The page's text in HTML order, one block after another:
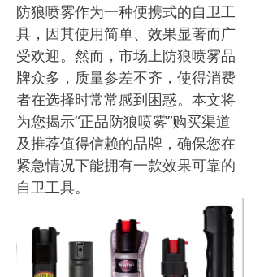
防狼喷雾作为一种便携式的自卫工
具，因其使用简单、效果显著而广
受欢迎。然而，市场上防狼喷雾品
牌众多，质量参差不齐，使得消费
者在选择时常常感到困惑。本文将
为您揭示“正品防狼喷雾”购买渠道
及推荐值得信赖的品牌，确保您在
紧急情况下能拥有一款效果可靠的
自卫工具。